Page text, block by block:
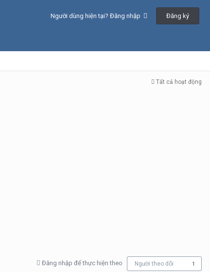
Người dùng hiện tại? Đăng nhập Đăng ký
Tất cả hoạt động
Đăng nhập để thực hiện theo Người theo dõi 1